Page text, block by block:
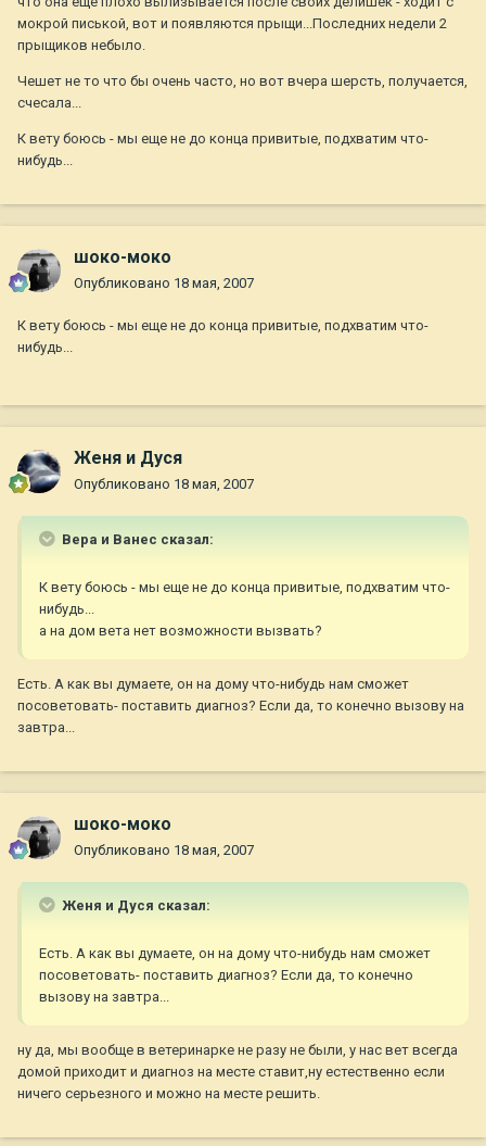
мокрой писькой, вот и появляются прыщи...Последних недели 2
прыщиков небыло.
Чешет не то что бы очень часто, но вот вчера шерсть, получается,
счесала...
К вету боюсь - мы еще не до конца привитые, подхватим что-
нибудь...
шоко-моко
Опубликовано 18 мая, 2007
К вету боюсь - мы еще не до конца привитые, подхватим что-
нибудь...
Женя и Дуся
Опубликовано 18 мая, 2007
Вера и Ванес сказал:
К вету боюсь - мы еще не до конца привитые, подхватим что-
нибудь...
а на дом вета нет возможности вызвать?
Есть. А как вы думаете, он на дому что-нибудь нам сможет
посоветовать- поставить диагноз? Если да, то конечно вызову на
завтра...
шоко-моко
Опубликовано 18 мая, 2007
Женя и Дуся сказал:
Есть. А как вы думаете, он на дому что-нибудь нам сможет
посоветовать- поставить диагноз? Если да, то конечно
вызову на завтра...
ну да, мы вообще в ветеринарке не разу не были, у нас вет всегда
домой приходит и диагноз на месте ставит,ну естественно если
ничего серьезного и можно на месте решить.